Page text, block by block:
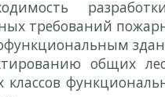
требований
общих
классов